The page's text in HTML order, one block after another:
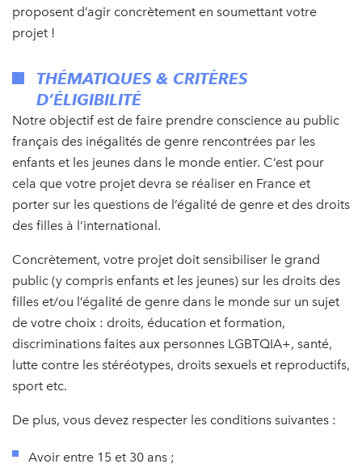
proposent d’agir concrètement en soumettant votre
projet !
THÉMATIQUES & CRITÈRES
D’ÉLIGIBILITÉ
Notre objectif est de faire prendre conscience au public
français des inégalités de genre rencontrées par les
enfants et les jeunes dans le monde entier. C’est pour
cela que votre projet devra se réaliser en France et
porter sur les questions de l’égalité de genre et des droits
des filles à l’international.
Concrètement, votre projet doit sensibiliser le grand
public (y compris enfants et les jeunes) sur les droits des
filles et/ou l’égalité de genre dans le monde sur un sujet
de votre choix : droits, éducation et formation,
discriminations faites aux personnes LGBTQIA+, santé,
lutte contre les stéréotypes, droits sexuels et reproductifs,
sport etc.
De plus, vous devez respecter les conditions suivantes :
Avoir entre 15 et 30 ans ;